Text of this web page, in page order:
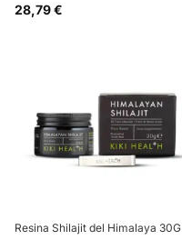
28,79 €
Resina Shilajit del Himalaya 30G